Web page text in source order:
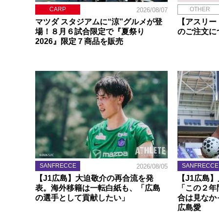
CARP 2026/08/07
マツダ スタジアムに“涼”グルメが登
場！８月６試合限定で『夏祭り
2026』限定７商品を販売
OTHER
【アスリ
のご注文に
SANFRECCE 2026/08/05
【J1広島】大迫敬介の再合流を発
表。海外移籍は一転白紙も、「広島
の選手として貢献したい」
SANFRECCE
【J1広島
「この２
合は見なか
広島愛